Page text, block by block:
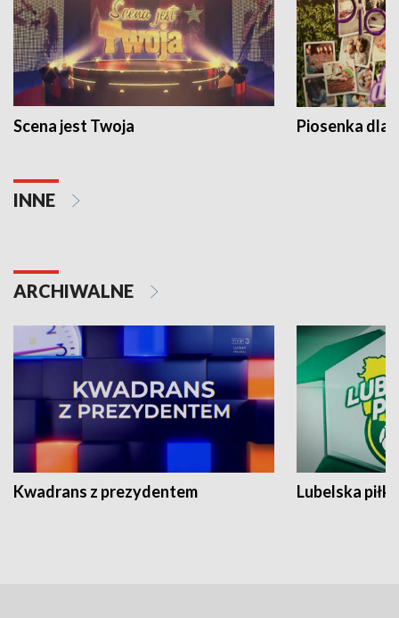
Scena jest Twoja Piosenka dla
INNE
ARCHIWALNE
Kwadrans z prezydentem Lubelska piłka